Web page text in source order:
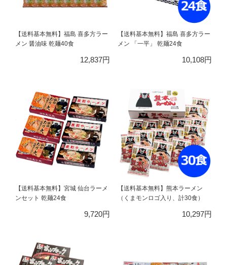
【送料基本無料】福島 喜多方ラー
メン 醤油味 乾麺40食
12,837円
【送料基本無料】福島 喜多方ラー
メン 「一平」 乾麺24食
10,108円
【送料基本無料】宮城 仙台ラーメ
ンセット 乾麺24食
9,720円
【送料基本無料】熊本ラーメン
（くまモンロゴ入り、計30食）
10,297円